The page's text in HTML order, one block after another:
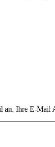
an. Ihre E-Mail